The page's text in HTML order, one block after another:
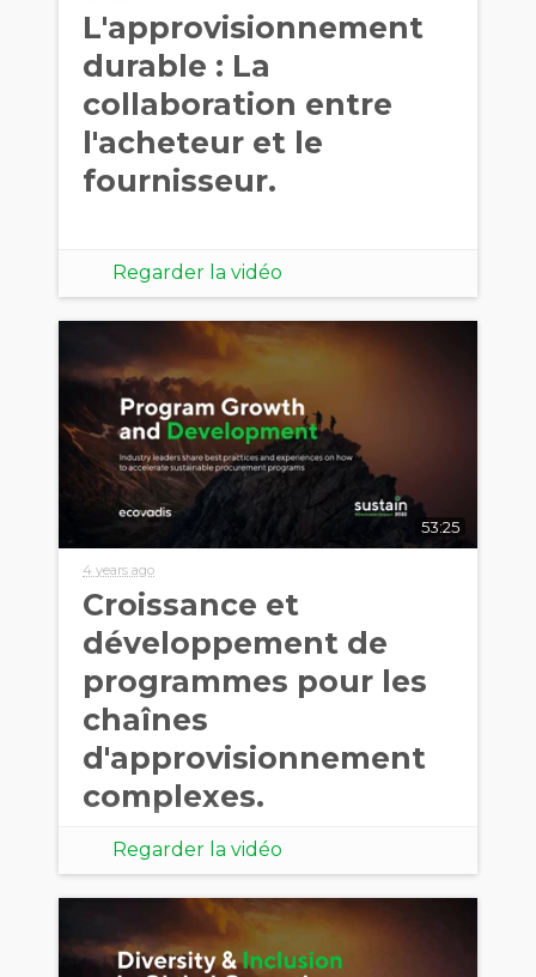
L'approvisionnement
durable : La
collaboration entre
l'acheteur et le
fournisseur.
Regarder la vidéo
53:25
4 years ago
Croissance et
développement de
programmes pour les
chaînes
d'approvisionnement
complexes.
Regarder la vidéo